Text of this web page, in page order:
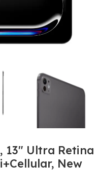
13″ Ultra Retina
New